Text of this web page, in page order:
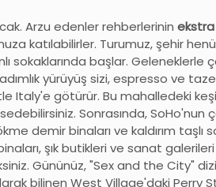
Arzu edenler rehberlerinin ekstra
katılabilirler. Turumuz, şehir
sokaklarında başlar.
yürüyüş sizi, espresso ve
Italy'e götürür. Bu mahalledeki
Sonrasında, SoHo'nun
demir binaları ve kaldırım taşlı
şık butikleri ve sanat
Gününüz, "Sex and the City"
bilinen West Village'daki Perry